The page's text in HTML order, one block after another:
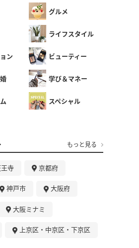
グルメ
ライフスタイル
ン ビューティー
学び＆マネー
スペシャル
もっと見る
寺 京都府
神戸市 大阪府
大阪ミナミ
上京区・中京区・下京区